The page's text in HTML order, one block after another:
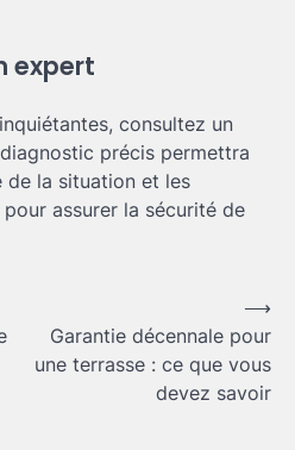
expert
consultez un
précis permettra
de la situation et les
assurer la sécurité de
Garantie décennale pour
une terrasse : ce que vous
devez savoir
⟶